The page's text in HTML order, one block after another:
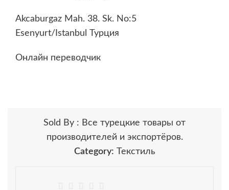
Akcaburgaz Mah. 38. Sk. No:5
Esenyurt/Istanbul Турция
Онлайн переводчик
Sold By : Все турецкие товары от
производителей и экспортёров.
Category: Текстиль